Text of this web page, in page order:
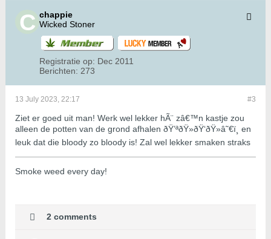
chappie
Wicked Stoner
Registratie op: Dec 2011
Berichten: 273
#3
13 July 2023, 22:17
Ziet er goed uit man! Werk wel lekker hÃ¨ zâ€™n kastje zou
alleen de potten van de grond afhalen ðŸ’ªðŸ»ðŸ‘ðŸ»â˜€ï¸ en
leuk dat die bloody zo bloody is! Zal wel lekker smaken straks
Smoke weed every day!
2 comments